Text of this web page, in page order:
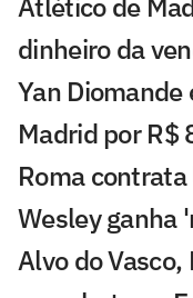
dinheiro da
Yan
Madrid por R$
Roma
Wesley ganha
Alvo do Vasco,